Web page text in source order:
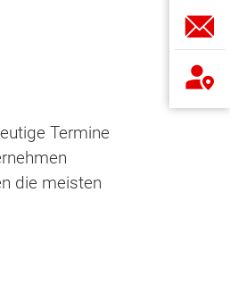
Termine
die meisten